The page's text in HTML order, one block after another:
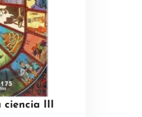
ciencia III